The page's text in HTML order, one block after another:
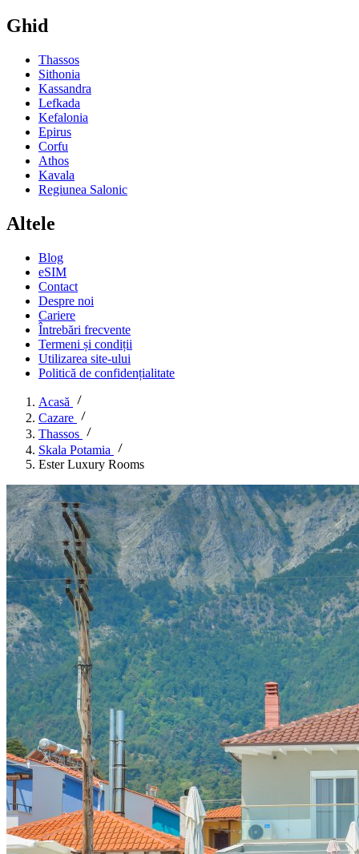
Ghid
Thassos
Sithonia
Kassandra
Lefkada
Kefalonia
Epirus
Corfu
Athos
Kavala
Regiunea Salonic
Altele
Blog
eSIM
Contact
Despre noi
Cariere
Întrebări frecvente
Termeni și condiții
Utilizarea site-ului
Politică de confidențialitate
Acasă
Cazare
Thassos
Skala Potamia
Ester Luxury Rooms